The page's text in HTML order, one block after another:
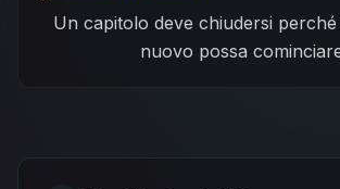
Un capitolo deve chiudersi perché
nuovo possa